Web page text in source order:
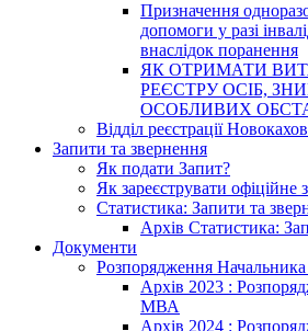
Призначення
допомоги у разі
внаслідок поранення
ЯК ОТРИМАТИ
РЕЄСТРУ ОСІБ,
ОСОБЛИВИХ
Відділ реєстрації
Запити та звернення
Як подати Запит?
Як зареєструвати офіційне
Статистика: Запити та
Архів Статистика:
Документи
Розпорядження
Архів 2023 :
МВА
Архів 2024 :